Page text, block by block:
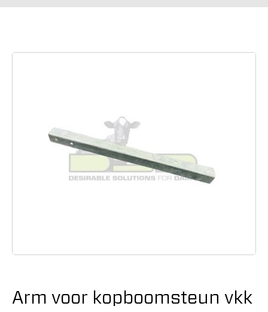
Arm voor kopboomsteun vkk